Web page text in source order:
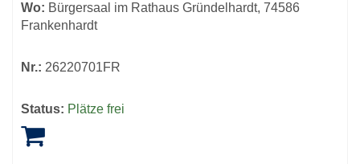
Wo: Bürgersaal im Rathaus Gründelhardt, 74586
Frankenhardt
Nr.: 26220701FR
Status: Plätze frei